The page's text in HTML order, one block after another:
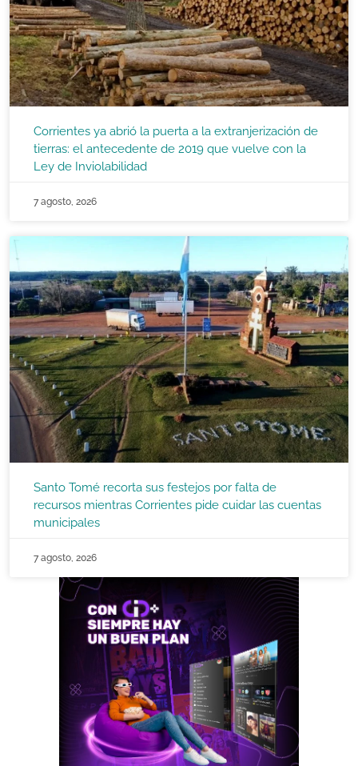
Corrientes ya abrió la puerta a la extranjerización de
tierras: el antecedente de 2019 que vuelve con la
Ley de Inviolabilidad
7 agosto, 2026
Santo Tomé recorta sus festejos por falta de
recursos mientras Corrientes pide cuidar las cuentas
municipales
7 agosto, 2026